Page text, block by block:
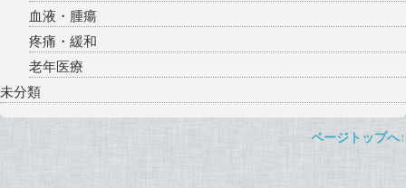
血液・腫瘍
疼痛・緩和
老年医療
未分類
ページトップへ↑